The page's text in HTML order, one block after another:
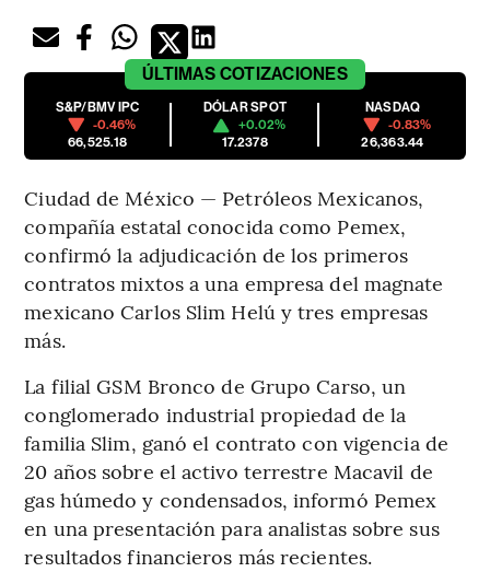
ÚLTIMAS COTIZACIONES
S&P/BMV IPC
-0.46%
66,525.18
DÓLAR SPOT
+0.02%
17.2378
NASDAQ
-0.83%
26,363.44
Ciudad de México — Petróleos Mexicanos,
compañía estatal conocida como Pemex,
confirmó la adjudicación de los primeros
contratos mixtos a una empresa del magnate
mexicano Carlos Slim Helú y tres empresas
más.
La filial GSM Bronco de Grupo Carso, un
conglomerado industrial propiedad de la
familia Slim, ganó el contrato con vigencia de
20 años sobre el activo terrestre Macavil de
gas húmedo y condensados, informó Pemex
en una presentación para analistas sobre sus
resultados financieros más recientes.